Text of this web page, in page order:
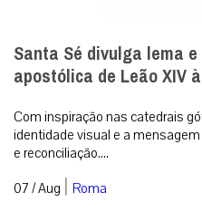
Santa Sé divulga lema
apostólica de Leão XIV
Com inspiração nas catedrais
identidade visual e a
e reconciliação....
07 / Aug | Roma